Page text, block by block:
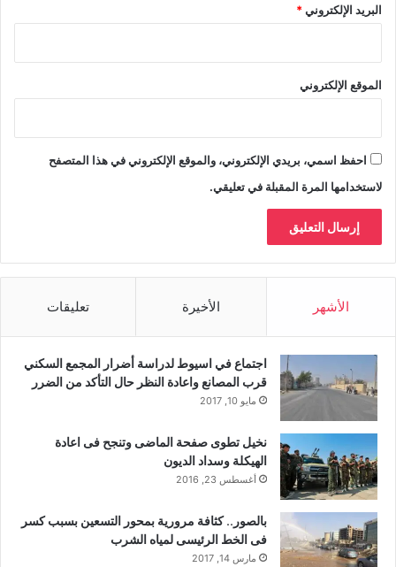
البريد الإلكتروني*
الموقع الإلكتروني
احفظ اسمي، بريدي الإلكتروني، والموقع الإلكتروني في هذا المتصفح
لاستخدامها المرة المقبلة في تعليقي.
الأشهر الأخيرة تعليقات
اجتماع في اسيوط لدراسة أضرار المجمع السكني
قرب المصانع واعادة النظر حال التأكد من الضرر
مايو 10, 2017
نخيل تطوى صفحة الماضى وتنجح فى اعادة
الهيكلة وسداد الديون
أغسطس 23, 2016
بالصور.. كثافة مرورية بمحور التسعين بسبب كسر
فى الخط الرئيسى لمياه الشرب
مارس 14, 2017